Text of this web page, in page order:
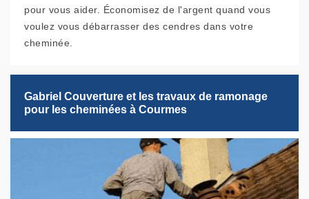
pour vous aider. Économisez de l'argent quand vous
voulez vous débarrasser des cendres dans votre
cheminée.
Gabriel Couverture et les travaux de ramonage
pour les cheminées à Courmes